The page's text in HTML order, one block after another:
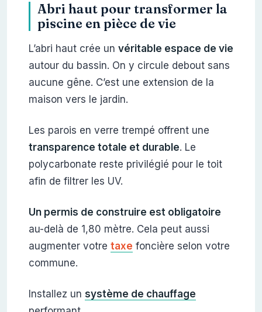
Abri haut pour transformer la
piscine en pièce de vie
L’abri haut crée un véritable espace de vie
autour du bassin. On y circule debout sans
aucune gêne. C’est une extension de la
maison vers le jardin.
Les parois en verre trempé offrent une
transparence totale et durable. Le
polycarbonate reste privilégié pour le toit
afin de filtrer les UV.
Un permis de construire est obligatoire
au-delà de 1,80 mètre. Cela peut aussi
augmenter votre taxe foncière selon votre
commune.
Installez un système de chauffage